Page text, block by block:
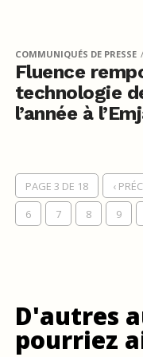
COMMUNIQUÉS DE PRESSE
Fluence
technologie
l’année à
PAGE 3 DE 18 ‹
6
7 8 9
D'autres
pourriez